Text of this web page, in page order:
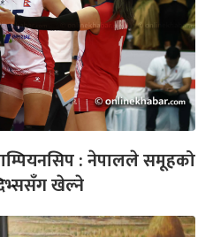
: नेपालले समूहको
खेल्ने